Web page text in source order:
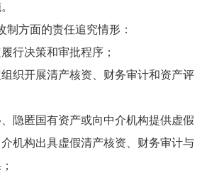
。
制方面的责任追究情形：
行决策和审批程序；
组织开展清产核资、财务审计和资产评
隐匿国有资产或向中介机构提供虚假
机构出具虚假清产核资、财务审计与